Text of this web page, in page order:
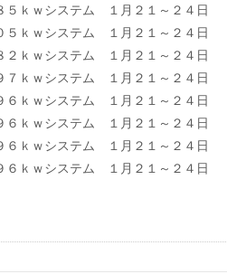
ｋｗシステム １月２１～２４日
５ｋｗシステム １月２１～２４日
ｋｗシステム １月２１～２４日
ｋｗシステム １月２１～２４日
ｋｗシステム １月２１～２４日
ｋｗシステム １月２１～２４日
ｋｗシステム １月２１～２４日
ｋｗシステム １月２１～２４日